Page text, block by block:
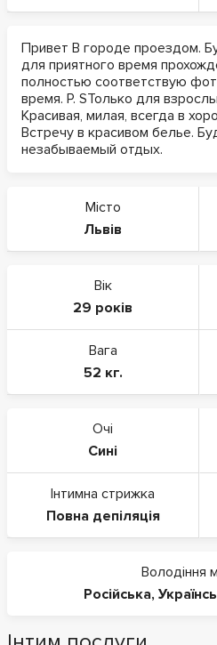
Привет В городе проездом.
для приятного время
полностью соответствую
время. P. SТолько для
Красивая, милая, всегда в
Встречу в красивом белье.
незабываемый отдых.
Місто
Львів
Вік
29 років
Вага
52 кг.
Очі
Сині
Інтимна стрижка
Повна депіляція
Володіння
Російська,